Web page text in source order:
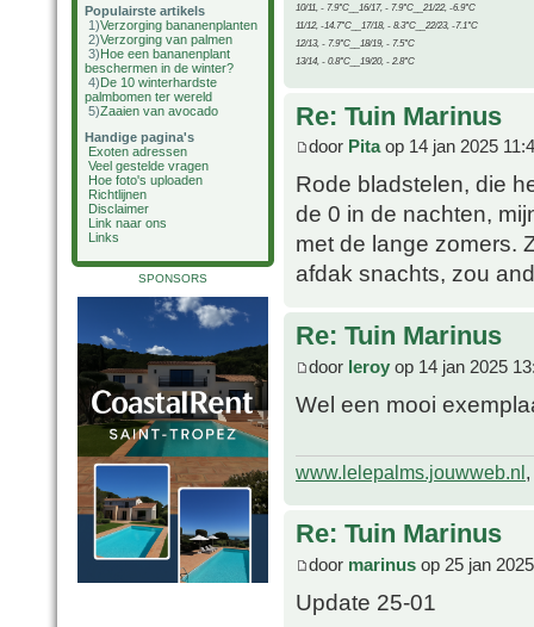
Populairste artikels
1)Verzorging bananenplanten
2)Verzorging van palmen
3)Hoe een bananenplant
beschermen in de winter?
4)De 10 winterhardste
palmbomen ter wereld
5)Zaaien van avocado
Handige pagina's
Exoten adressen
Veel gestelde vragen
Hoe foto's uploaden
Richtlijnen
Disclaimer
Link naar ons
Links
SPONSORS
10/11, - 7.9°C__16/17, - 7.9°C__21/22, -6.9°C
11/12, -14.7°C__17/18, - 8.3°C__22/23, -7.1°C
12/13, - 7.9°C__18/19, - 7.5°C
13/14, - 0.8°C__19/20, - 2.8°C
Re: Tuin Marinus
door Pitaop 14 jan 2025
Rode bladstelen, die
de 0 in de nachten,
met de lange zomers.
afdak snachts, zou
Re: Tuin Marinus
door leroy op 14 jan 2025
Wel een mooi
www.lelepalms.jouwweb.nl
Re: Tuin Marinus
door marinus op 25 jan
Update 25-01